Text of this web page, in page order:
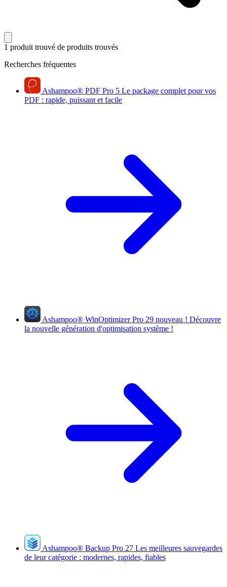
1 produit trouvé de produits trouvés
Recherches fréquentes
Ashampoo® PDF Pro 5 Le package complet pour vos
PDF : rapide, puissant et facile
Ashampoo® WinOptimizer Pro 29 nouveau ! Découvre
la nouvelle génération d'optimisation système !
Ashampoo® Backup Pro 27 Les meilleures sauvegardes
de leur catégorie : modernes, rapides, fiables